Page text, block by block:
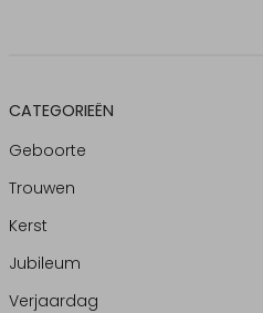
CATEGORIEËN
Geboorte
Trouwen
Kerst
Jubileum
Verjaardag